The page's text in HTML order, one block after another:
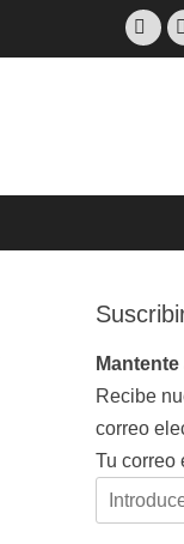
Recibe
correo
Tu correo